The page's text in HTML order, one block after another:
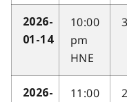
2026-
01-14
10:00
pm
HNE
3
2026-
11:00
2